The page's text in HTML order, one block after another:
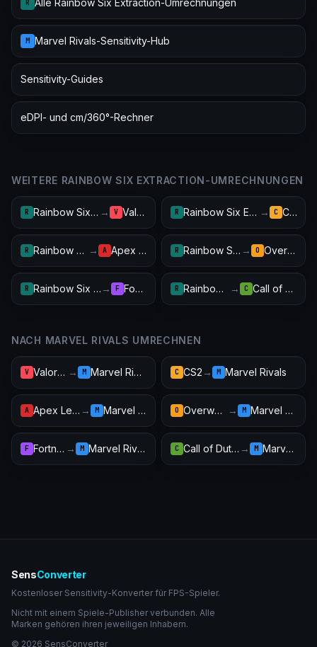
R Alle Rainbow Six Extraction-Umrechnungen
M Marvel Rivals-Sensitivity-Hub
Sensitivity-Guides
eDPI- und cm/360°-Rechner
WEITERE RAINBOW SIX EXTRACTION-UMRECHNUNGEN
R Rainbow Six Extraction → V Valorant R Rainbow Six Extraction → C CS2
R Rainbow Six Extraction → A Apex Legends R Rainbow Six Extraction → O Overwatch 2
R Rainbow Six Extraction → F Fortnite R Rainbow Six Extraction → C Call of Duty: Warzone
NACH MARVEL RIVALS UMRECHNEN
V Valorant → M Marvel Rivals C CS2 → M Marvel Rivals
A Apex Legends → M Marvel Rivals O Overwatch 2 → M Marvel Rivals
F Fortnite → M Marvel Rivals C Call of Duty: Warzone → M Marvel Rivals
SensConverter
Kostenloser Sensitivity-Konverter für FPS-Spieler.
Nicht mit einem Spiele-Publisher verbunden. Alle
Marken gehören ihren jeweiligen Inhabern.
© 2026 SensConverter